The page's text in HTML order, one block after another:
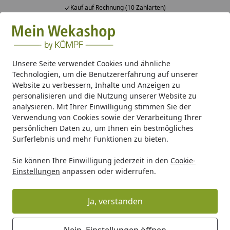
Unsere Seite verwendet Cookies und ähnliche
Technologien, um die Benutzererfahrung auf unserer
Website zu verbessern, Inhalte und Anzeigen zu
personalisieren und die Nutzung unserer Website zu
analysieren. Mit Ihrer Einwilligung stimmen Sie der
Verwendung von Cookies sowie der Verarbeitung Ihrer
persönlichen Daten zu, um Ihnen ein bestmögliches
Surferlebnis und mehr Funktionen zu bieten.
Sie können Ihre Einwilligung jederzeit in den Cookie-
Einstellungen anpassen oder widerrufen.
Ja, verstanden
Kauf auf Rechnung (10 Zahlarten)
Alle Produkte
Mein Konto
Suchen
Startseite
Osmo Klarwachs farblos für Innenbereich 1101
Osmo Klarwachs farblos für
Innenbereich 1101
(2 Bewertungen)